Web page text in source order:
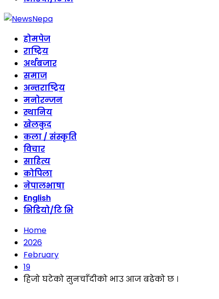
होमपेज
राष्ट्रिय
अर्थबजार
समाज
अन्तराष्ट्रिय
मनोरन्जन
स्थानिय
खेलकुद
कला / संस्कृति
विचार
साहित्य
कोपिला
नेपालभाषा
English
भिडियो/टि भि
Home
2026
February
19
हिजो घटेको सुनचाँदीको भाउ आज बढेको छ ।